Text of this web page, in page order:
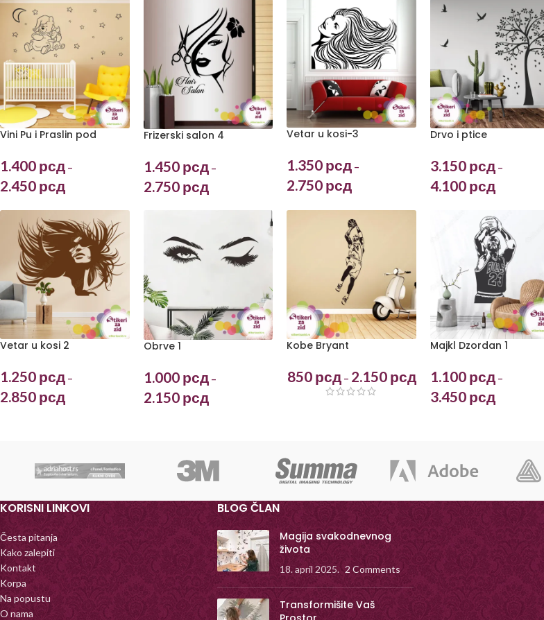
Vini Pu i Praslin pod
1.400 рсд –
2.450 рсд
Frizerski salon 4
1.450 рсд –
2.750 рсд
Vetar u kosi-3
1.350 рсд –
2.750 рсд
Drvo i ptice
3.150 рсд –
4.100 рсд
Vetar u kosi 2
1.250 рсд –
2.850 рсд
Obrve 1
1.000 рсд –
2.150 рсд
Kobe Bryant
850 рсд – 2.150 рсд
Majkl Dzordan 1
1.100 рсд –
3.450 рсд
KORISNI LINKOVI
Česta pitanja
Kako zalepiti
Kontakt
Korpa
Na popustu
O nama
BLOG ČLAN
Magija svakodnevnog
života
18. april 2025. 2 Comments
Transformišite Vaš